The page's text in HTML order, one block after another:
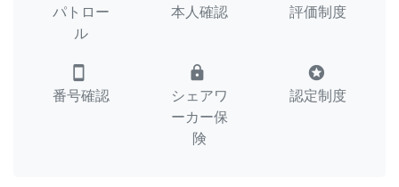
パトロー
ル
本人確認 評価制度
smartphone
番号確認
lock
シェアワ
ーカー保
険
stars
認定制度